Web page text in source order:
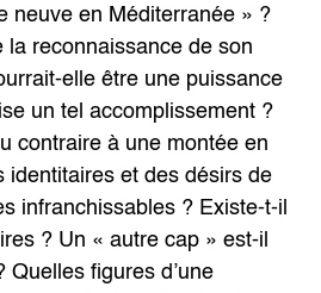
neuve en Méditerranée » ?
la reconnaissance de son
elle être une puissance
un tel accomplissement ?
contraire à une montée en
identitaires et des désirs de
infranchissables ? Existe-t-il
? Un « autre cap » est-il
Quelles figures d’une